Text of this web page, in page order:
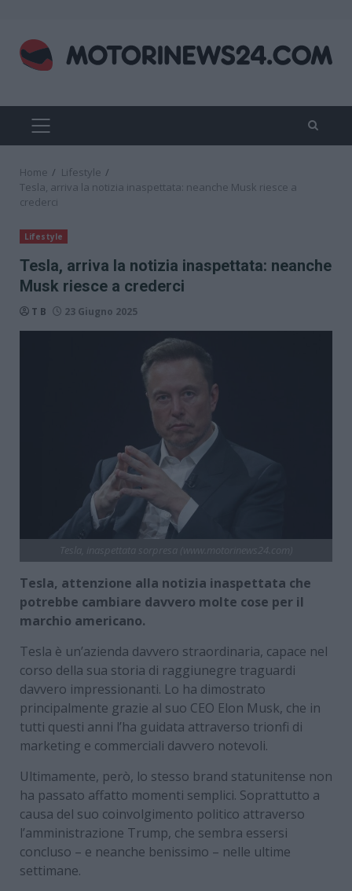
content
PRIMARY
MENU
Home
Lifestyle
Tesla, arriva la notizia inaspettata: neanche Musk riesce a
crederci
Lifestyle
Tesla, arriva la notizia inaspettata: neanche
Musk riesce a crederci
T B 23 Giugno 2025
Tesla, attenzione alla notizia inaspettata che
potrebbe cambiare davvero molte cose per il
marchio americano.
Tesla è un’azienda davvero straordinaria, capace nel
corso della sua storia di raggiunegre traguardi
davvero impressionanti. Lo ha dimostrato
principalmente grazie al suo CEO Elon Musk, che in
tutti questi anni l’ha guidata attraverso trionfi di
marketing e commerciali davvero notevoli.
Ultimamente, però, lo stesso brand statunitense non
ha passato affatto momenti semplici. Soprattutto a
causa del suo coinvolgimento politico attraverso
l’amministrazione Trump, che sembra essersi
concluso – e neanche benissimo – nelle ultime
settimane.